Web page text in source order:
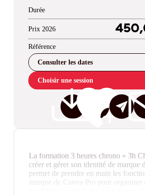
Durée
Prix 2026
Référence
Consulter les dates
Choisir une session
La formation 3 heures chrono « 3h
créer et gérer son identité de marque
permet de prendre en main les
marque de Canva Pro pour organiser